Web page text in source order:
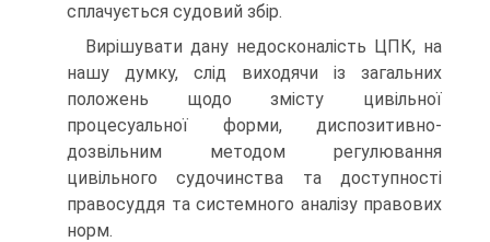
сплачується судовий збір.
Вирішувати дану недосконалість ЦПК, на
нашу думку, слід виходячи із загальних
положень щодо змісту цивільної
процесуальної форми, диспозитивно-
дозвільним методом регулювання
цивільного судочинства та доступності
правосуддя та системного аналізу правових
норм.